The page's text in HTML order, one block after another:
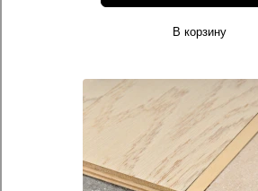
В корзину